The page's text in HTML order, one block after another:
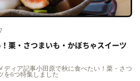
栗・さつまいも・かぼちゃスイーツ
ディア記事小田原で秋に食べたい！栗・さつ
を6つ特集しました